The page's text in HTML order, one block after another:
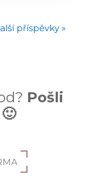
příspěvky »
Pošli